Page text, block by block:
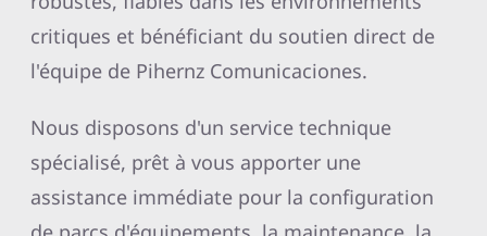
critiques et bénéficiant du soutien direct de
l'équipe de Pihernz Comunicaciones.
Nous disposons d'un service technique
spécialisé, prêt à vous apporter une
assistance immédiate pour la configuration